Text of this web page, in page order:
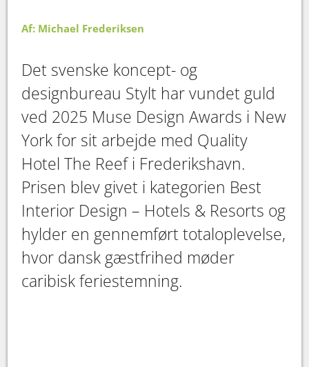
Af: Michael Frederiksen
Det svenske koncept- og
designbureau Stylt har vundet guld
ved 2025 Muse Design Awards i New
York for sit arbejde med Quality
Hotel The Reef i Frederikshavn.
Prisen blev givet i kategorien Best
Interior Design – Hotels & Resorts og
hylder en gennemført totaloplevelse,
hvor dansk gæstfrihed møder
caribisk feriestemning.